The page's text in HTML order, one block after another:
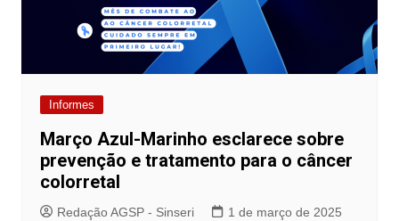
Informes
Março Azul-Marinho esclarece sobre
prevenção e tratamento para o câncer
colorretal
Redação AGSP - Sinseri 1 de março de 2025